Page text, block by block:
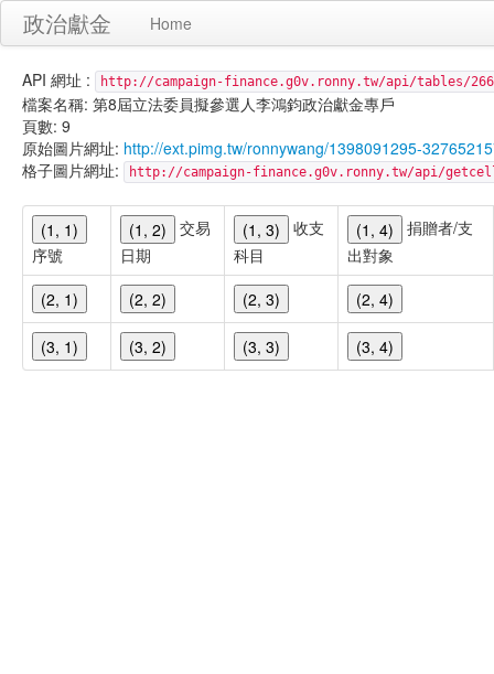
政治獻金 Home
API 網址 : http://campaign-finance.g0v.ronny.tw/api/tables/
檔案名稱: 第8屆立法委員擬參選人李鴻鈞政治獻金專戶
頁數: 9
原始圖片網址: http://ext.pimg.tw/ronnywang/1398091295-
格子圖片網址:
http://campaign-finance.g0v.ronny.tw/api/
(1, 1)
序號
(1, 2)
交易
日期
(1, 3)
收支
科目
(1, 4)
捐贈者/支
出對象
(2, 1)
(2, 2) (2, 3) (2, 4)
(3, 1) (3, 2) (3, 3) (3, 4)